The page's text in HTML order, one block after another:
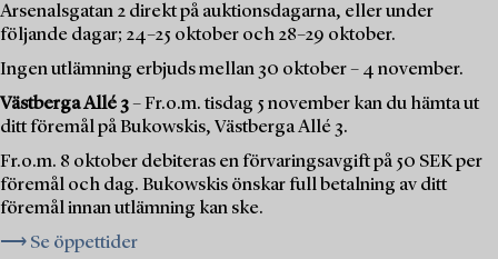
Arsenalsgatan 2 direkt på auktionsdagarna, eller under
följande dagar; 24–25 oktober och 28–29 oktober.
Ingen utlämning erbjuds mellan 30 oktober – 4 november.
Västberga Allé 3– Fr.o.m. tisdag 5 november kan du hämta ut
ditt föremål på Bukowskis, Västberga Allé 3.
Fr.o.m. 8 oktober debiteras en förvaringsavgift på 50 SEK per
föremål och dag. Bukowskis önskar full betalning av ditt
föremål innan utlämning kan ske.
⟶ Se öppettider